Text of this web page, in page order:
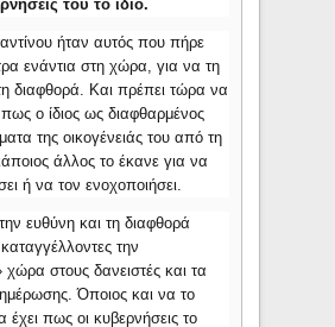
του το ίδιο.
ήταν αυτός που πήρε
ενάντια στη χώρα, για να τη
διαφθορά. Και πρέπει τώρα να
ο ίδιος ως διαφθαρμένος
της οικογένειάς του από τη
άλλος το έκανε για να
ή να τον ενοχοποιήσει.
ευθύνη και τη διαφθορά
την
χώρα στους δανειστές και τα
Όποιος και να το
έχει πως οι κυβερνήσεις το